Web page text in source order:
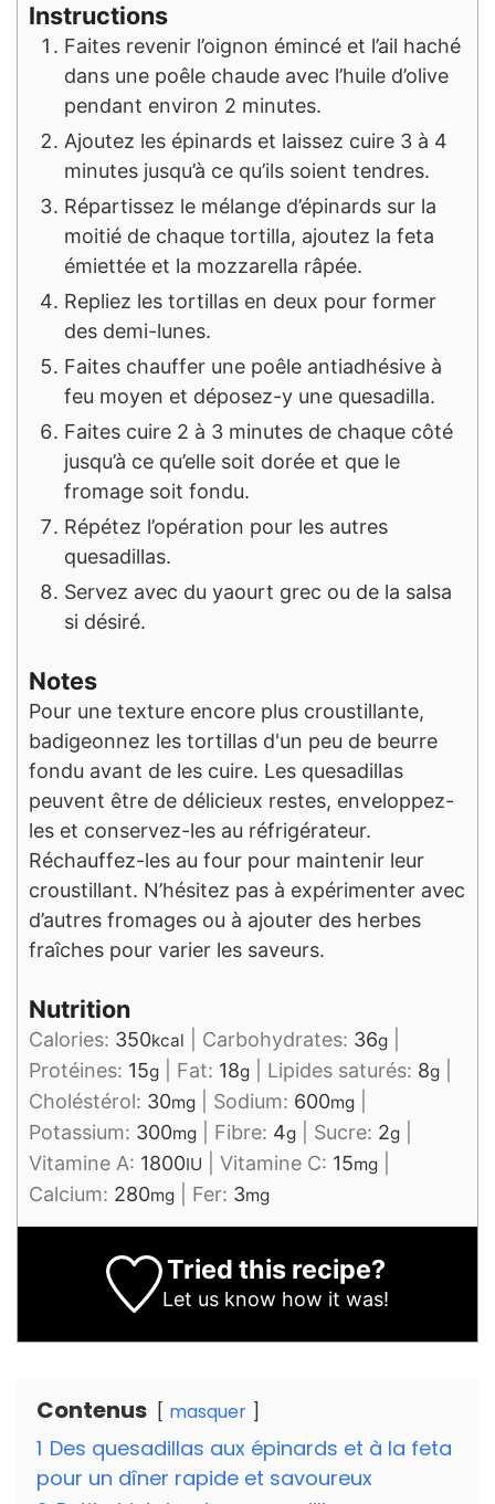
Instructions
Faites revenir l’oignon émincé et l’ail haché
dans une poêle chaude avec l’huile d’olive
pendant environ 2 minutes.
Ajoutez les épinards et laissez cuire 3 à 4
minutes jusqu’à ce qu’ils soient tendres.
Répartissez le mélange d’épinards sur la
moitié de chaque tortilla, ajoutez la feta
émiettée et la mozzarella râpée.
Repliez les tortillas en deux pour former
des demi-lunes.
Faites chauffer une poêle antiadhésive à
feu moyen et déposez-y une quesadilla.
Faites cuire 2 à 3 minutes de chaque côté
jusqu’à ce qu’elle soit dorée et que le
fromage soit fondu.
Répétez l’opération pour les autres
quesadillas.
Servez avec du yaourt grec ou de la salsa
si désiré.
Notes
Pour une texture encore plus croustillante,
badigeonnez les tortillas d'un peu de beurre
fondu avant de les cuire. Les quesadillas
peuvent être de délicieux restes, enveloppez-
les et conservez-les au réfrigérateur.
Réchauffez-les au four pour maintenir leur
croustillant. N’hésitez pas à expérimenter avec
d’autres fromages ou à ajouter des herbes
fraîches pour varier les saveurs.
Nutrition
Calories: 350kcal Carbohydrates: 36g
Protéines: 15g Fat: 18g Lipides saturés: 8g
Choléstérol: 30mg Sodium: 600mg
Potassium: 300mg Fibre: 4g Sucre: 2g
Vitamine A: 1800IU Vitamine C: 15mg
Calcium: 280mg Fer: 3mg
Tried this recipe?
Let us know how it was!
Contenus masquer
1 Des quesadillas aux épinards et à la feta
pour un dîner rapide et savoureux